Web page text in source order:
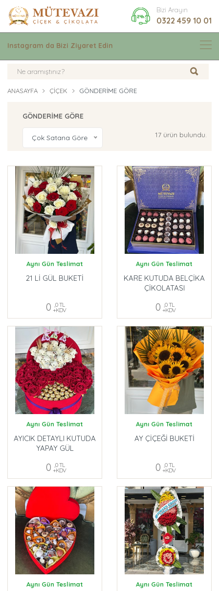
Bizi Arayın
0322 459 10 01
Instagram da Bizi Ziyaret Edin
ANASAYFA ÇIÇEK GÖNDERİME GÖRE
GÖNDERİME GÖRE
Çok Satana Göre 17 ürün bulundu.
Aynı Gün Teslimat
21 Lİ GÜL BUKETİ
0 ,0 TL
+KDV
Aynı Gün Teslimat
KARE KUTUDA BELÇİKA
ÇİKOLATASI
0 ,0 TL
+KDV
Aynı Gün Teslimat
AYICIK DETAYLI KUTUDA
YAPAY GÜL
0 ,0 TL
+KDV
Aynı Gün Teslimat
AY ÇİÇEĞİ BUKETİ
0 ,0 TL
+KDV
Aynı Gün Teslimat Aynı Gün Teslimat